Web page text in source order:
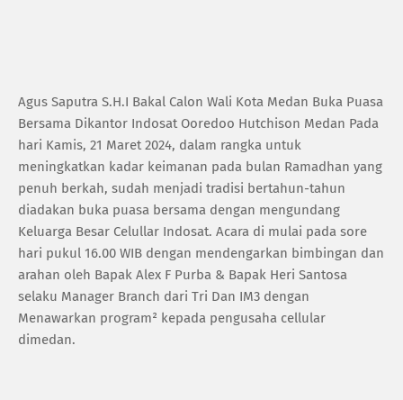
Agus Saputra S.H.I Bakal Calon Wali Kota Medan Buka Puasa
Bersama Dikantor Indosat Ooredoo Hutchison Medan Pada
hari Kamis, 21 Maret 2024, dalam rangka untuk
meningkatkan kadar keimanan pada bulan Ramadhan yang
penuh berkah, sudah menjadi tradisi bertahun-tahun
diadakan buka puasa bersama dengan mengundang
Keluarga Besar Celullar Indosat. Acara di mulai pada sore
hari pukul 16.00 WIB dengan mendengarkan bimbingan dan
arahan oleh Bapak Alex F Purba & Bapak Heri Santosa
selaku Manager Branch dari Tri Dan IM3 dengan
Menawarkan program² kepada pengusaha cellular
dimedan.